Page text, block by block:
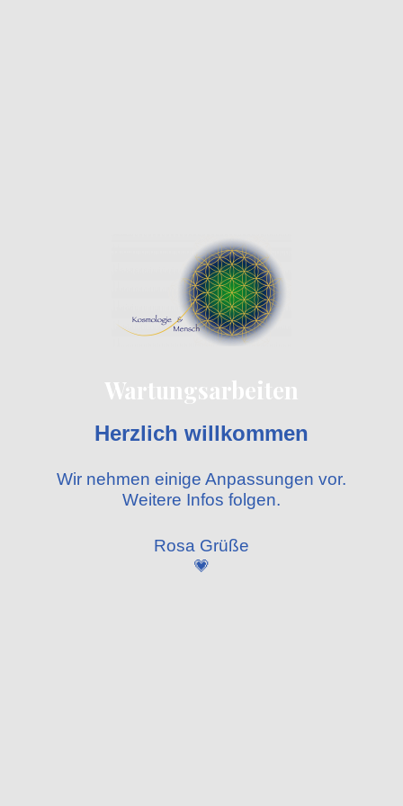
Wartungsarbeiten
Herzlich willkommen
Wir nehmen einige Anpassungen vor.
Weitere Infos folgen.
Rosa Grüße
💗